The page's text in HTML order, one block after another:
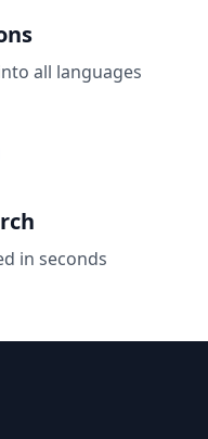
all languages
in seconds